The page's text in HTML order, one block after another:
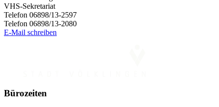
VHS-Sekretariat
Telefon 06898/13-2597
Telefon 06898/13-2080
E-Mail schreiben
Bürozeiten